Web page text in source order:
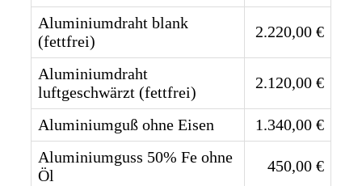
Aluminiumdraht blank
(fettfrei)
2.220,00 €
Aluminiumdraht
luftgeschwärzt (fettfrei)
2.120,00 €
Aluminiumguß ohne Eisen
1.340,00 €
Aluminiumguss 50% Fe ohne
Öl
450,00 €